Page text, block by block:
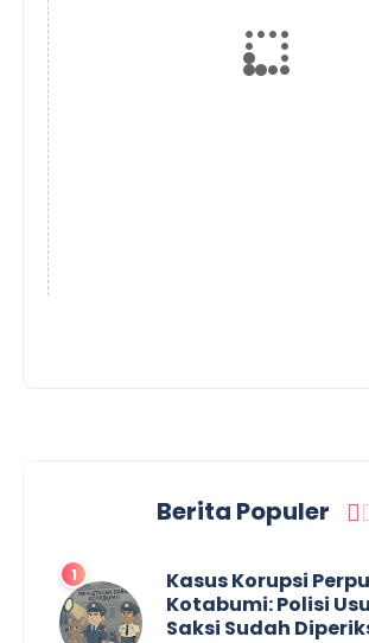
Berita Populer
Kasus Korupsi
Kotabumi: Polisi
Saksi Sudah